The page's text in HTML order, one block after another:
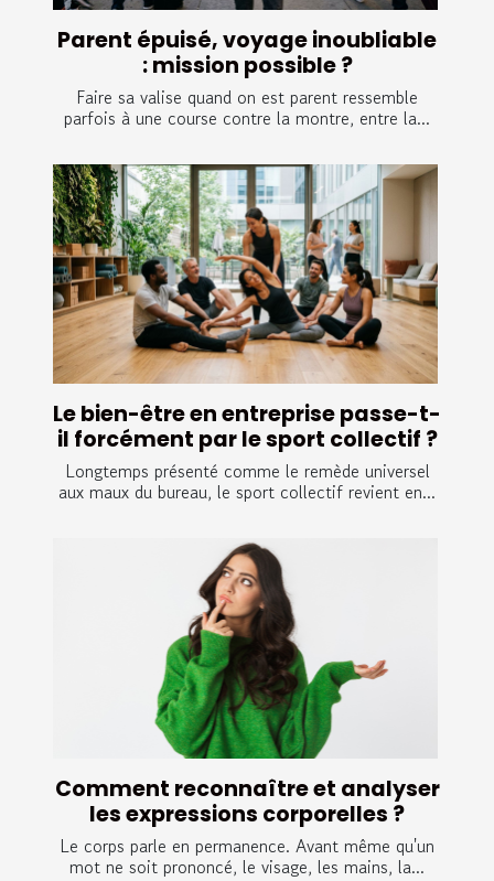
Parent épuisé, voyage inoubliable
: mission possible ?
Faire sa valise quand on est parent ressemble
parfois à une course contre la montre, entre la...
Le bien-être en entreprise passe-t-
il forcément par le sport collectif ?
Longtemps présenté comme le remède universel
aux maux du bureau, le sport collectif revient en...
Comment reconnaître et analyser
les expressions corporelles ?
Le corps parle en permanence. Avant même qu'un
mot ne soit prononcé, le visage, les mains, la...